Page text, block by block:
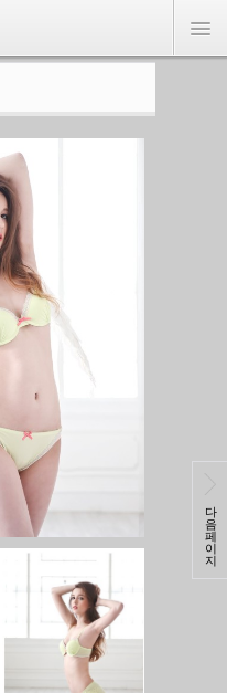
다
음
페
이
지